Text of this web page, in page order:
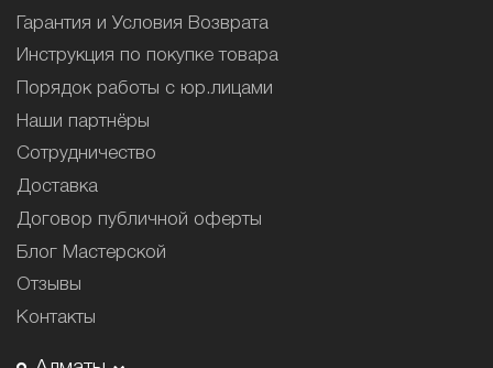
Гарантия и Условия Возврата
Инструкция по покупке товара
Порядок работы с юр.лицами
Наши партнёры
Сотрудничество
Доставка
Договор публичной оферты
Блог Мастерской
Отзывы
Контакты